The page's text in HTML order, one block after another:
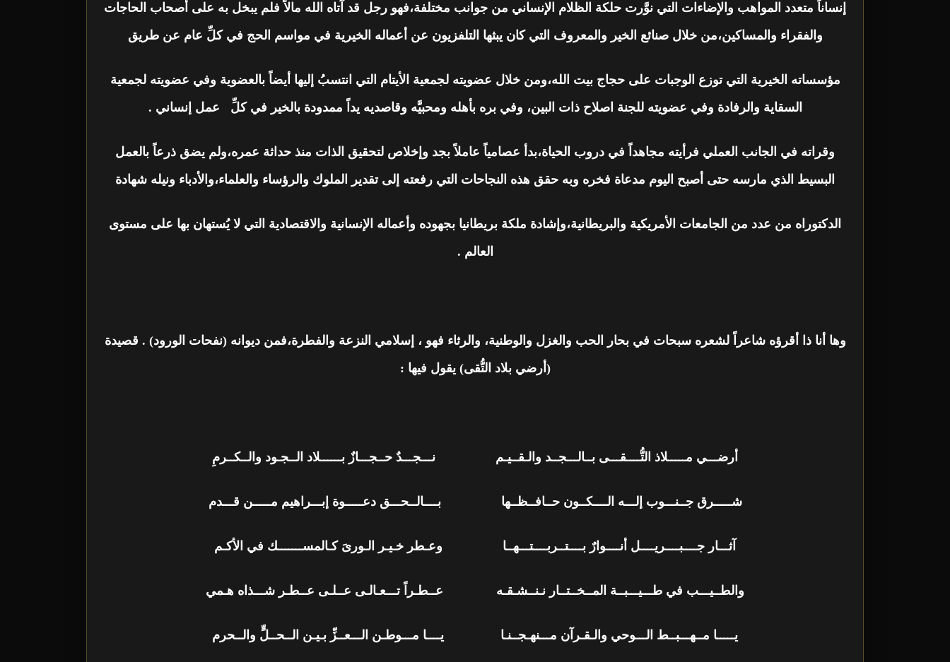
إنساناً متعدد المواهب والإضاءات التي نوَّرت حلكة الظلام الإنساني من جوانب مختلفة،فهو رجل قد آتاه الله مالاً فلم يبخل به على أصحاب الحاجات
والفقراء والمساكين،من خلال صنائع الخير والمعروف التي كان يبثها التلفزيون عن أعماله الخيرية في مواسم الحج في كلِّ عام عن طريق
مؤسساته الخيرية التي توزع الوجبات على حجاج بيت الله،ومن خلال عضويته لجمعية الأيتام التي انتسبُ إليها أيضاً بالعضوية وفي عضويته لجمعية
السقاية والرفادة وفي عضويته للجنة اصلاح ذات البين، وفي بره بأهله ومحبيَّه وقاصديه يداً ممدودة بالخير في كلِّ عمل إنساني .
وقراته في الجانب العملي فرأيته مجاهداً في دروب الحياة،بدأ عصامياً عاملاً بجد وإخلاص لتحقيق الذات منذ حداثة عمره،ولم يضق ذرعاً بالعمل
البسيط الذي مارسه حتى أصبح اليوم مدعاة فخره وبه حقق هذه النجاحات التي رفعته إلى تقدير الملوك والرؤساء والعلماء،والأدباء ونيله شهادة
الدكتوراه من عدد من الجامعات الأمريكية والبريطانية،وإشادة ملكة بريطانيا بجهوده وأعماله الإنسانية والاقتصادية التي لا يُستهان بها على مستوى
العالم .
وها أنا ذا أقرؤه شاعراً لشعره سبحات في بحار الحب والغزل والوطنية، والرثاء فهو ، إسلامي النزعة والفطرة،فمن ديوانه (نفحات الورود) . قصيدة
(أرضي بلاد التُّقى) يقول فيها :
أرضـــي مـــــلاذ التُّــــقـــى بــالـــجــد والـقــيـم نـــجـــدٌ حــجـــازٌ بــــــلاد الــجـود والــكــرمِ
شـــــرق جــنـــوب إلـــه الــــكــون حــافــظــها بــــالــحـــق دعـــــوة إبـــراهيم مـــــن قـــدم
آثـــار جــــبــــريــــل أنــــوارٌ بــــتــربــــتـــهــا وعـطر خـيـر الـورىَ كـالمســـــــك في الأكـم
والطــيـــب في طـــيـــبــة المــخــتــار نـنــشـقـه عــطـراً تـــعـالـى عــلـى عــطـر شـــذاه هـمي
يـــــا مــهـــبــط الـــوحي والـقـرآن مـــنهـجــنـا يــــا مـــوطـن الـــعــزِّ بـيـن الــحــلٍّ والــحرم